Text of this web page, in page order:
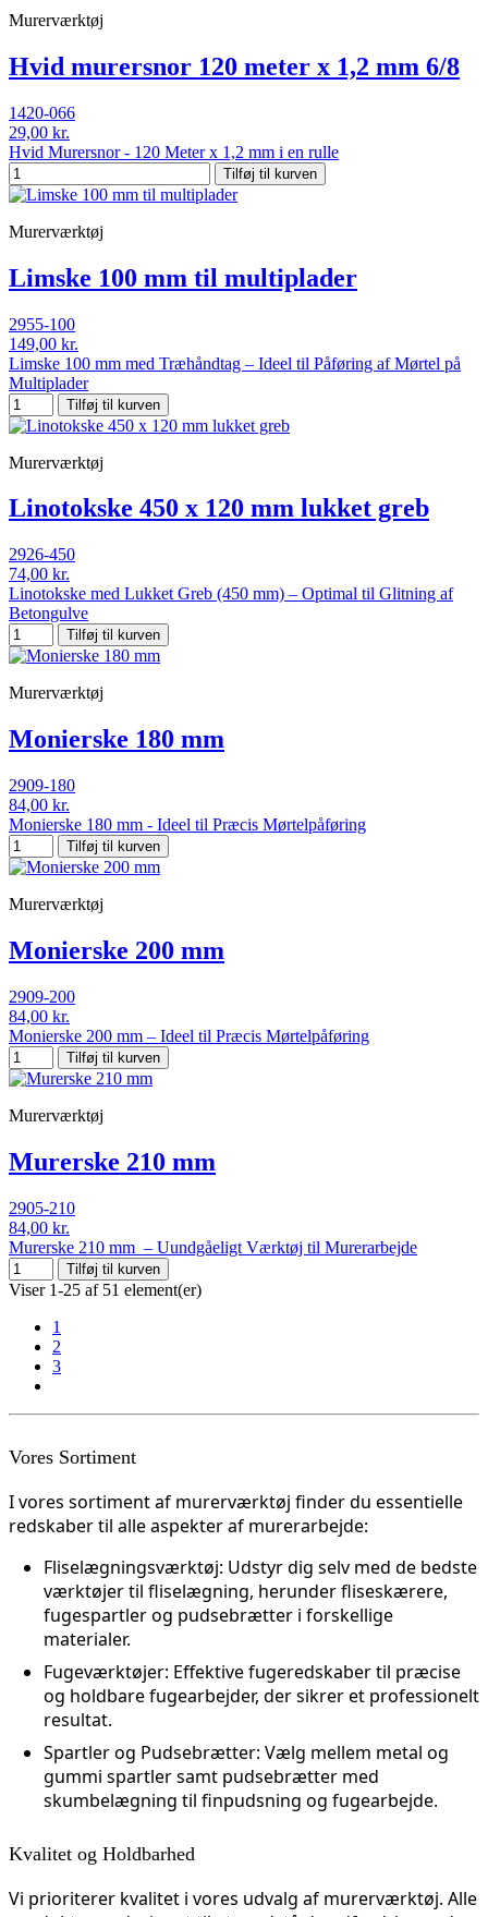
Murerværktøj
Hvid murersnor 120 meter x 1,2 mm 6/8
1420-066
29,00 kr.
Hvid Murersnor - 120 Meter x 1,2 mm i en rulle
Tilføj til kurven
Murerværktøj
Limske 100 mm til multiplader
2955-100
149,00 kr.
Limske 100 mm med Træhåndtag – Ideel til Påføring af Mørtel på
Multiplader
Tilføj til kurven
Murerværktøj
Linotokske 450 x 120 mm lukket greb
2926-450
74,00 kr.
Linotokske med Lukket Greb (450 mm) – Optimal til Glitning af
Betongulve
Tilføj til kurven
Murerværktøj
Monierske 180 mm
2909-180
84,00 kr.
Monierske 180 mm - Ideel til Præcis Mørtelpåføring
Tilføj til kurven
Murerværktøj
Monierske 200 mm
2909-200
84,00 kr.
Monierske 200 mm – Ideel til Præcis Mørtelpåføring
Tilføj til kurven
Murerværktøj
Murerske 210 mm
2905-210
84,00 kr.
Murerske 210 mm – Uundgåeligt Værktøj til Murerarbejde
Tilføj til kurven
Viser 1-25 af 51 element(er)
1
2
3
Vores Sortiment
I vores sortiment af murerværktøj finder du essentielle
redskaber til alle aspekter af murerarbejde:
Fliselægningsværktøj: Udstyr dig selv med de bedste
værktøjer til fliselægning, herunder fliseskærere,
fugespartler og pudsebrætter i forskellige
materialer.
Fugeværktøjer: Effektive fugeredskaber til præcise
og holdbare fugearbejder, der sikrer et professionelt
resultat.
Spartler og Pudsebrætter: Vælg mellem metal og
gummi spartler samt pudsebrætter med
skumbelægning til finpudsning og fugearbejde.
Kvalitet og Holdbarhed
Vi prioriterer kvalitet i vores udvalg af murerværktøj. Alle